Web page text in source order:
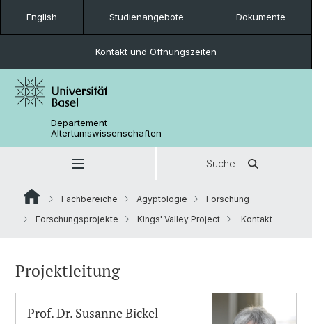
English Studienangebote Dokumente
Kontakt und Öffnungszeiten
Departement
Altertumswissenschaften
Suche
Fachbereiche Ägyptologie
Forschung
Forschungsprojekte
Kings' Valley Project Kontakt
Projektleitung
Prof. Dr. Susanne Bickel